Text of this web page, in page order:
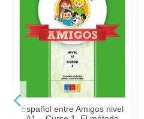
Español entre Amigos nivel